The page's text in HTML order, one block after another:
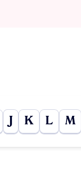
J K L M